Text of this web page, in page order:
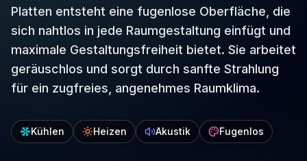
Platten entsteht eine fugenlose Oberfläche, die
sich nahtlos in jede Raumgestaltung einfügt und
maximale Gestaltungsfreiheit bietet. Sie arbeitet
geräuschlos und sorgt durch sanfte Strahlung
für ein zugfreies, angenehmes Raumklima.
Kühlen Heizen Akustik Fugenlos